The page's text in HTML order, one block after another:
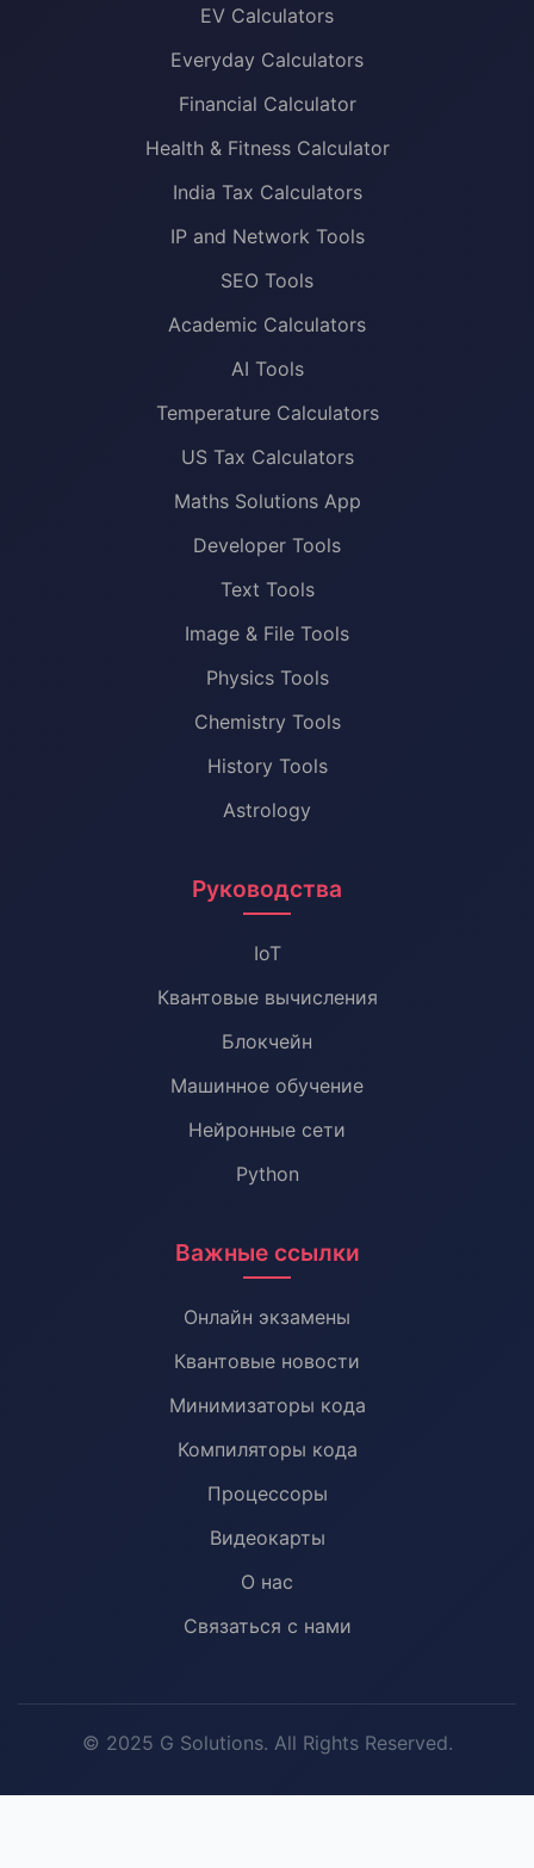
EV Calculators
Everyday Calculators
Financial Calculator
Health & Fitness Calculator
India Tax Calculators
IP and Network Tools
SEO Tools
Academic Calculators
AI Tools
Temperature Calculators
US Tax Calculators
Maths Solutions App
Developer Tools
Text Tools
Image & File Tools
Physics Tools
Chemistry Tools
History Tools
Astrology
Руководства
IoT
Квантовые вычисления
Блокчейн
Машинное обучение
Нейронные сети
Python
Важные ссылки
Онлайн экзамены
Квантовые новости
Минимизаторы кода
Компиляторы кода
Процессоры
Видеокарты
О нас
Связаться с нами
© 2025 G Solutions. All Rights Reserved.